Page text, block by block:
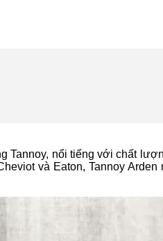
Tannoy, nổi tiếng với chất
và Eaton, Tannoy Arden